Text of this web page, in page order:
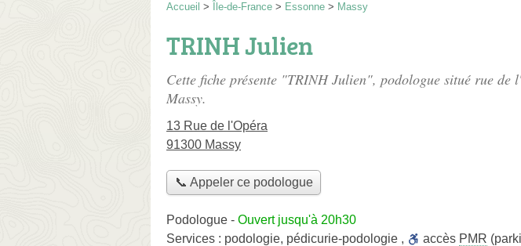
Accueil > Île-de-France > Essonne > Massy
TRINH Julien
Cette fiche présente "TRINH Julien", podologue situé rue de
Massy.
13 Rue de l'Opéra
91300 Massy
📞 Appeler ce podologue
Podologue - Ouvert jusqu'à 20h30
Services : podologie, pédicurie-podologie , accès PMR